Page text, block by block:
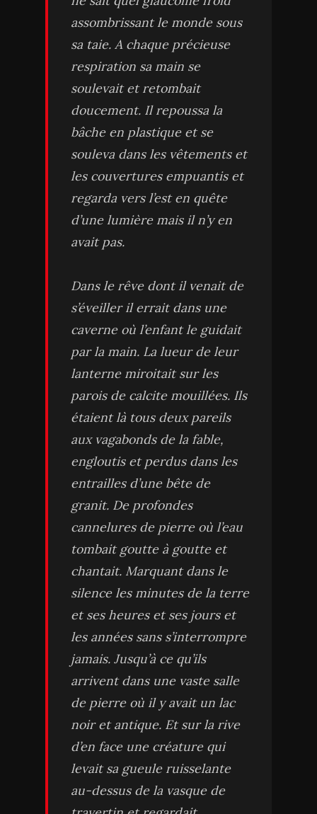
assombrissant le monde sous
sa taie. A chaque précieuse
respiration sa main se
soulevait et retombait
doucement. Il repoussa la
bâche en plastique et se
souleva dans les vêtements et
les couvertures empuantis et
regarda vers l’est en quête
d’une lumière mais il n’y en
avait pas.
Dans le rêve dont il venait de
s’éveiller il errait dans une
caverne où l’enfant le guidait
par la main. La lueur de leur
lanterne miroitait sur les
parois de calcite mouillées. Ils
étaient là tous deux pareils
aux vagabonds de la fable,
engloutis et perdus dans les
entrailles d’une bête de
granit. De profondes
cannelures de pierre où l’eau
tombait goutte à goutte et
chantait. Marquant dans le
silence les minutes de la terre
et ses heures et ses jours et
les années sans s’interrompre
jamais. Jusqu’à ce qu’ils
arrivent dans une vaste salle
de pierre où il y avait un lac
noir et antique. Et sur la rive
d’en face une créature qui
levait sa gueule ruisselante
au-dessus de la vasque de